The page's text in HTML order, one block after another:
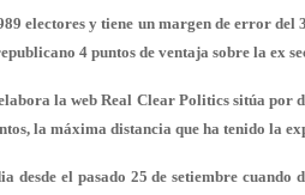
electores y tiene un margen de error
4 puntos de ventaja sobre la ex
la web Real Clear Politics sitúa por
la máxima distancia que ha tenido la
desde el pasado 25 de setiembre